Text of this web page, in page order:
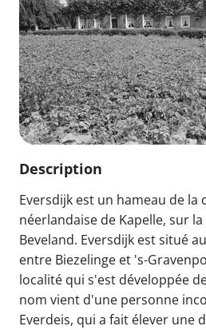
Description
Eversdijk est un hameau de la
néerlandaise de Kapelle, sur
Beveland. Eversdijk est situé
entre Biezelinge et 's-
localité qui s'est développée
nom vient d'une personne
Everdeis, qui a fait élever une